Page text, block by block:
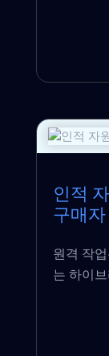
인적
구매
원격 작
는 하이브